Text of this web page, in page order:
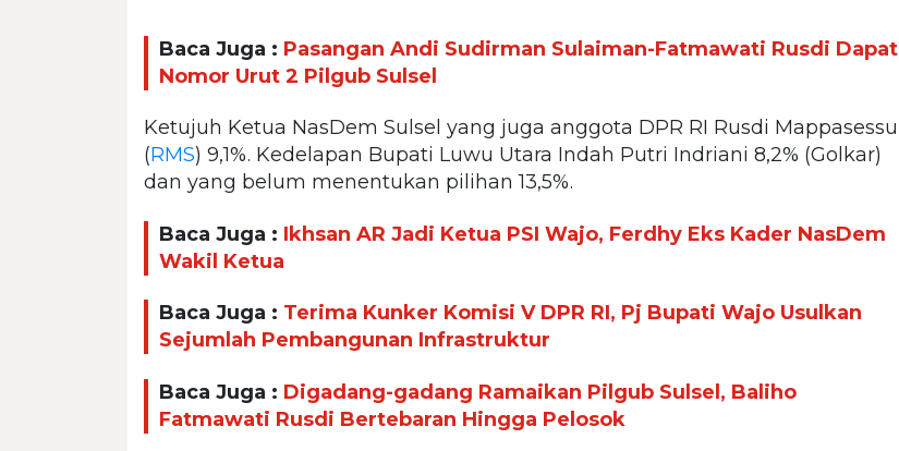
Baca Juga : Pasangan Andi Sudirman Sulaiman-Fatmawati Rusdi Dapat
Nomor Urut 2 Pilgub Sulsel
Ketujuh Ketua NasDem Sulsel yang juga anggota DPR RI Rusdi Mappasessu
(RMS) 9,1%. Kedelapan Bupati Luwu Utara Indah Putri Indriani 8,2% (Golkar)
dan yang belum menentukan pilihan 13,5%.
Baca Juga : Ikhsan AR Jadi Ketua PSI Wajo, Ferdhy Eks Kader NasDem
Wakil Ketua
Baca Juga : Terima Kunker Komisi V DPR RI, Pj Bupati Wajo Usulkan
Sejumlah Pembangunan Infrastruktur
Baca Juga : Digadang-gadang Ramaikan Pilgub Sulsel, Baliho
Fatmawati Rusdi Bertebaran Hingga Pelosok